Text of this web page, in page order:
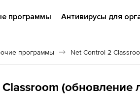
программы Антивирусы для
программы Net Control 2
(обновление